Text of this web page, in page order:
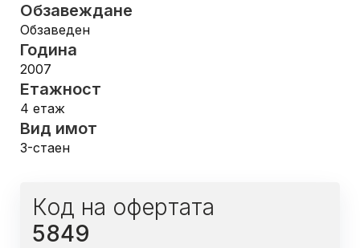
Обзавеждане
Обзаведен
Година
2007
Етажност
4 етаж
Вид имот
3-стаен
Код на офертата
5849